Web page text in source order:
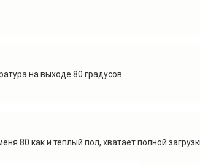
на выходе 80 градусов
80 как и теплый пол, хватает полной